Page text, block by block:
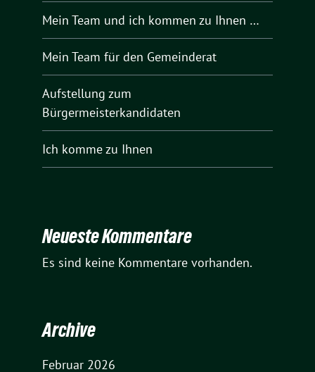
Mein Team und ich kommen zu Ihnen …
Mein Team für den Gemeinderat
Aufstellung zum
Bürgermeisterkandidaten
Ich komme zu Ihnen
Neueste Kommentare
Es sind keine Kommentare vorhanden.
Archive
Februar 2026